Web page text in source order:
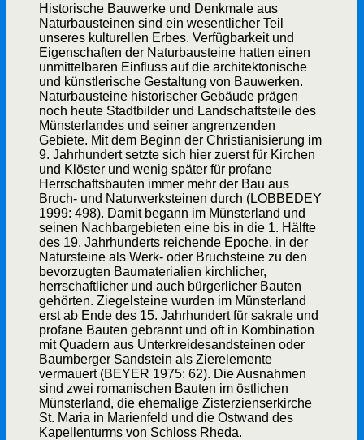
Historische Bauwerke und Denkmale aus
Naturbausteinen sind ein wesentlicher Teil
unseres kulturellen Erbes. Verfügbarkeit und
Eigenschaften der Naturbausteine hatten einen
unmittelbaren Einfluss auf die architektonische
und künstlerische Gestaltung von Bauwerken.
Naturbausteine historischer Gebäude prägen
noch heute Stadtbilder und Landschaftsteile des
Münsterlandes und seiner angrenzenden
Gebiete. Mit dem Beginn der Christianisierung im
9. Jahrhundert setzte sich hier zuerst für Kirchen
und Klöster und wenig später für profane
Herrschaftsbauten immer mehr der Bau aus
Bruch- und Naturwerksteinen durch (LOBBEDEY
1999: 498). Damit begann im Münsterland und
seinen Nachbargebieten eine bis in die 1. Hälfte
des 19. Jahrhunderts reichende Epoche, in der
Natursteine als Werk- oder Bruchsteine zu den
bevorzugten Baumaterialien kirchlicher,
herrschaftlicher und auch bürgerlicher Bauten
gehörten. Ziegelsteine wurden im Münsterland
erst ab Ende des 15. Jahrhundert für sakrale und
profane Bauten gebrannt und oft in Kombination
mit Quadern aus Unterkreidesandsteinen oder
Baumberger Sandstein als Zierelemente
vermauert (BEYER 1975: 62). Die Ausnahmen
sind zwei romanischen Bauten im östlichen
Münsterland, die ehemalige Zisterzienserkirche
St. Maria in Marienfeld und die Ostwand des
Kapellenturms von Schloss Rheda.